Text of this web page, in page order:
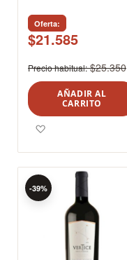
Oferta
$21.585
Precio habitual $25.350
AÑADIR AL
CARRITO
-39%